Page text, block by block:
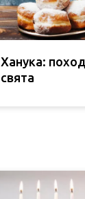
Ханука:
свята